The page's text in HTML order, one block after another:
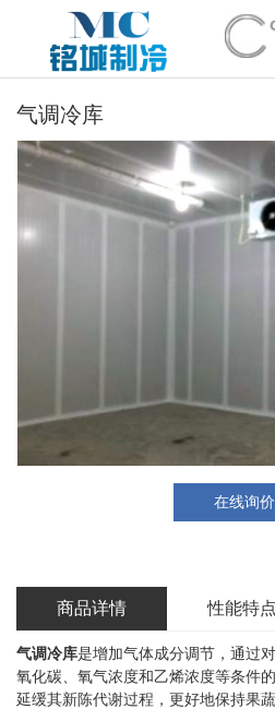
气调冷库
在线询价
商品详情 性能特点
气调冷库是增加气体成分调节，通过
氧化碳、氧气浓度和乙烯浓度等条件
延缓其新陈代谢过程，更好地保持果